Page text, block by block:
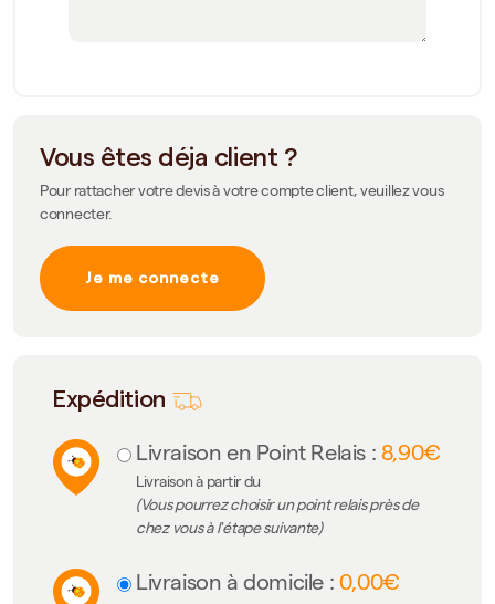
Vous êtes déja client ?
Pour rattacher votre devis à votre compte client, veuillez vous
connecter.
Je me connecte
Expédition
Livraison en Point Relais : 8,90€
Livraison à partir du
(Vous pourrez choisir un point relais près de
chez vous à l'étape suivante)
Livraison à domicile : 0,00€